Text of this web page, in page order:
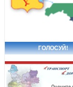
ГОЛОСУЙ!